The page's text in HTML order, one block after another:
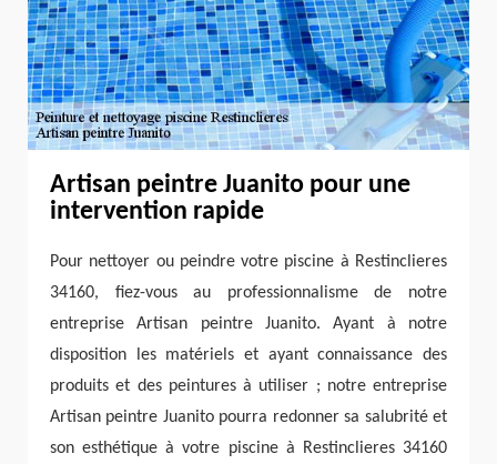
Artisan peintre Juanito pour une
intervention rapide
Pour nettoyer ou peindre votre piscine à Restinclieres
34160, fiez-vous au professionnalisme de notre
entreprise Artisan peintre Juanito. Ayant à notre
disposition les matériels et ayant connaissance des
produits et des peintures à utiliser ; notre entreprise
Artisan peintre Juanito pourra redonner sa salubrité et
son esthétique à votre piscine à Restinclieres 34160